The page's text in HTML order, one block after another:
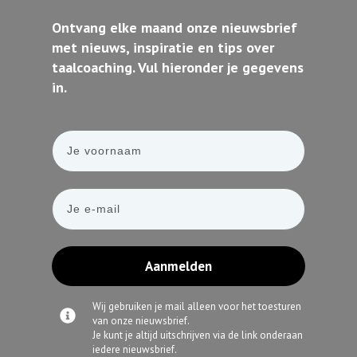
Ontvang elke maand onze nieuwsbrief
met nieuws, inspiratie en tips over
taalcoaching. Vul hieronder je gegevens
in.
Aanmelden
Wij gebruiken je mail alleen voor het toesturen
van onze nieuwsbrief.
Je kunt je altijd uitschrijven via de link onderaan
iedere nieuwsbrief.